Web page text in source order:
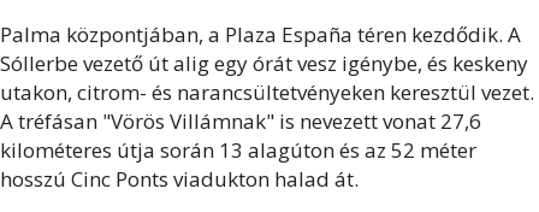
Palma központjában, a Plaza España téren kezdődik. A
Sóllerbe vezető út alig egy órát vesz igénybe, és keskeny
utakon, citrom- és narancsültetvényeken keresztül vezet.
A tréfásan "Vörös Villámnak" is nevezett vonat 27,6
kilométeres útja során 13 alagúton és az 52 méter
hosszú Cinc Ponts viadukton halad át.